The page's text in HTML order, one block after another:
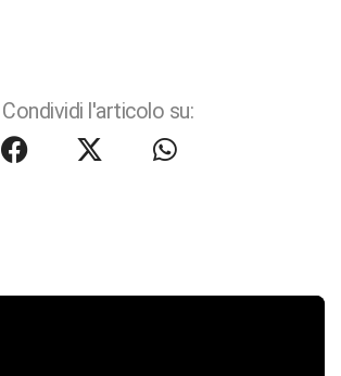
Condividi l'articolo su: